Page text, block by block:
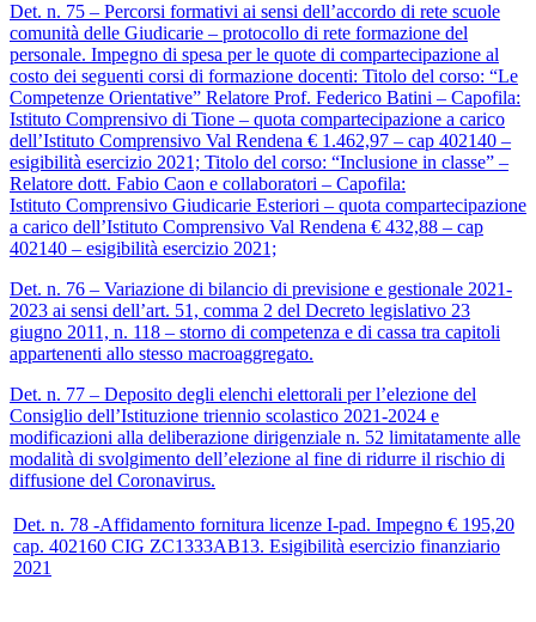
Det. n. 75 – Percorsi formativi ai sensi dell’accordo di rete scuole
comunità delle Giudicarie – protocollo di rete formazione del
personale. Impegno di spesa per le quote di compartecipazione al
costo dei seguenti corsi di formazione docenti: Titolo del corso: “Le
Competenze Orientative” Relatore Prof. Federico Batini – Capofila:
Istituto Comprensivo di Tione – quota compartecipazione a carico
dell’Istituto Comprensivo Val Rendena € 1.462,97 – cap 402140 –
esigibilità esercizio 2021; Titolo del corso: “Inclusione in classe” –
Relatore dott. Fabio Caon e collaboratori – Capofila:
Istituto Comprensivo Giudicarie Esteriori – quota compartecipazione
a carico dell’Istituto Comprensivo Val Rendena € 432,88 – cap
402140 – esigibilità esercizio 2021;
Det. n. 76 – Variazione di bilancio di previsione e gestionale 2021-
2023 ai sensi dell’art. 51, comma 2 del Decreto legislativo 23
giugno 2011, n. 118 – storno di competenza e di cassa tra capitoli
appartenenti allo stesso macroaggregato.
Det. n. 77 – Deposito degli elenchi elettorali per l’elezione del
Consiglio dell’Istituzione triennio scolastico 2021-2024 e
modificazioni alla deliberazione dirigenziale n. 52 limitatamente alle
modalità di svolgimento dell’elezione al fine di ridurre il rischio di
diffusione del Coronavirus.
Det. n. 78 -Affidamento fornitura licenze I-pad. Impegno € 195,20
cap. 402160 CIG ZC1333AB13. Esigibilità esercizio finanziario
2021